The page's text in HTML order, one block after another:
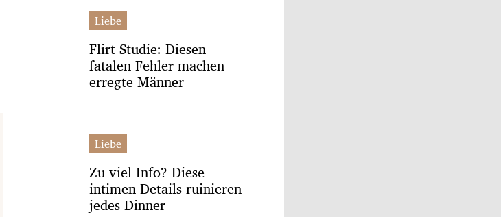
Liebe
Flirt-Studie: Diesen
fatalen Fehler machen
erregte Männer
Liebe
Zu viel Info? Diese
intimen Details ruinieren
jedes Dinner